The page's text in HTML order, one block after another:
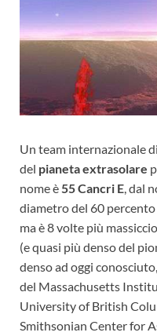
Un team internazionale
del pianeta extrasolare
nome è 55 Cancri E , dal
diametro del 60
ma è 8 volte più
(e quasi più denso del
denso ad oggi
del Massachusetts
University of British
Smithsonian Center for